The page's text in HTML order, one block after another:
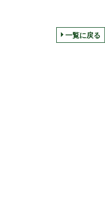
一覧に戻る